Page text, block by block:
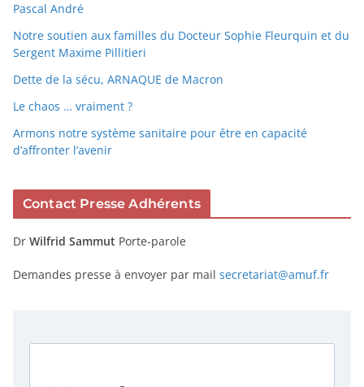
Pascal André
Notre soutien aux familles du Docteur Sophie Fleurquin et du
Sergent Maxime Pillitieri
Dette de la sécu, ARNAQUE de Macron
Le chaos … vraiment ?
Armons notre système sanitaire pour être en capacité
d’affronter l’avenir
Contact Presse Adhérents
Dr Wilfrid Sammut Porte-parole
Demandes presse à envoyer par mail secretariat@amuf.fr